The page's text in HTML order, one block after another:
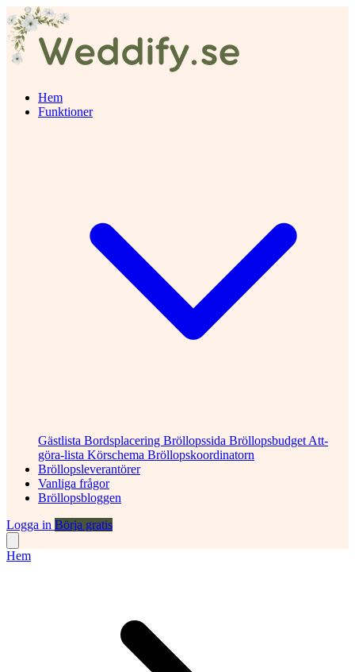
Hem
Funktioner
Gästlista Bordsplacering Bröllopssida Bröllopsbudget Att-
göra-lista Körschema Bröllopskoordinatorn
Bröllopsleverantörer
Vanliga frågor
Bröllopsbloggen
Logga in Börja gratis
Hem